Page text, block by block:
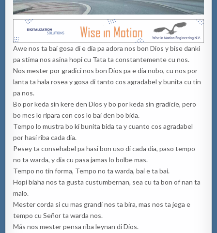
Awe nos ta bai gosa di e dia pa adora nos bon Dios y bise danki
pa stima nos asina hopi cu Tata ta constantemente cu nos.
Nos mester por gradici nos bon Dios pa e dia nobo, cu nos por
lanta ta hala rosea y gosa di tanto cos agradabel y bunita cu tin
pa nos.
Bo por keda sin kere den Dios y bo por keda sin gradicie, pero
bo mes lo ripara con cos lo bai den bo bida.
Tempo lo mustra bo ki bunita bida ta y cuanto cos agradabel
por hasi riba cada dia.
Pesey ta consehabel pa hasi bon uso di cada dia, paso tempo
no ta warda, y dia cu pasa jamas lo bolbe mas.
Tempo no tin forma, Tempo no ta warda, bai e ta bai.
Hopi biaha nos ta gusta custumbernan, sea cu ta bon of nan ta
malo.
Mester corda si cu mas grandi nos ta bira, mas nos ta jega e
tempo cu Señor ta warda nos.
Más nos mester pensa riba leynan di Dios.